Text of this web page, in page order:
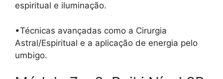
espiritual e iluminação.
•Técnicas avançadas como a Cirurgia
Astral/Espiritual e a aplicação de energia pelo
umbigo.